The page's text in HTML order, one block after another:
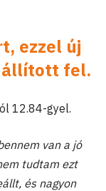
ezzel új
állított fel.
12.84-gyel.
van a jó
tudtam ezt
és nagyon